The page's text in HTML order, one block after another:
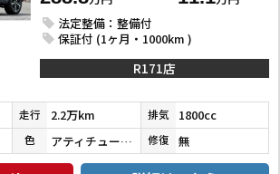
法定整備：整備付
保証付 (1ヶ月・1000km )
R171店
走行 2.2万km 排気 1800cc
色 アティチュードブラックマイカ 修復 無